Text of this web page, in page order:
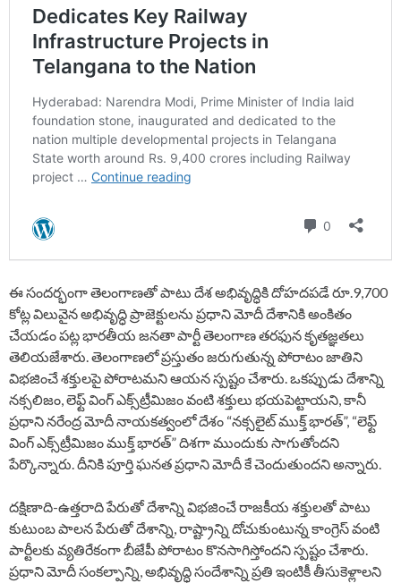
ఈ సందర్భంగా తెలంగాణతో పాటు దేశ అభివృద్ధికి దోహదపడే రూ.9,700
కోట్ల విలువైన అభివృద్ధి ప్రాజెక్టులను ప్రధాని మోదీ దేశానికి అంకితం
చేయడం పట్ల భారతీయ జనతా పార్టీ తెలంగాణ తరఫున కృతజ్ఞతలు
తెలియజేశారు. తెలంగాణలో ప్రస్తుతం జరుగుతున్న పోరాటం జాతిని
విభజించే శక్తులపై పోరాటమని ఆయన స్పష్టం చేశారు. ఒకప్పుడు దేశాన్ని
నక్సలిజం, లెఫ్ట్ వింగ్ ఎక్స్‌ట్రీమిజం వంటి శక్తులు భయపెట్టాయని, కానీ
ప్రధాని నరేంద్ర మోదీ నాయకత్వంలో దేశం “నక్సలైట్ ముక్త్ భారత్”, “లెఫ్ట్
వింగ్ ఎక్స్‌ట్రీమిజం ముక్త్ భారత్” దిశగా ముందుకు సాగుతోందని
పేర్కొన్నారు. దీనికి పూర్తి ఘనత ప్రధాని మోదీ కే చెందుతుందని అన్నారు.
దక్షిణాది-ఉత్తరాది పేరుతో దేశాన్ని విభజించే రాజకీయ శక్తులతో పాటు
కుటుంబ పాలన పేరుతో దేశాన్ని, రాష్ట్రాన్ని దోచుకుంటున్న కాంగ్రెస్ వంటి
పార్టీలకు వ్యతిరేకంగా బీజేపీ పోరాటం కొనసాగిస్తోందని స్పష్టం చేశారు.
ప్రధాని మోదీ సంకల్పాన్ని, అభివృద్ధి సందేశాన్ని ప్రతి ఇంటికీ తీసుకెళ్లాలని